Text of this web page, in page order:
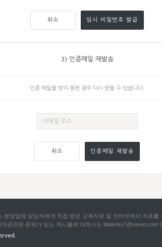
취소 임시 비밀번호 발급
3) 인증메일 재발송
인증 메일을 받지 못한 경우 다시 받을 수 있습니다.
취소 인증메일 재발송
분양업체 담당자에게 직접 받은 교육자료 및 인터넷에서 자료를
작권관련 문제가 있는 게시물에 대해서는 biblesky7@naver.com